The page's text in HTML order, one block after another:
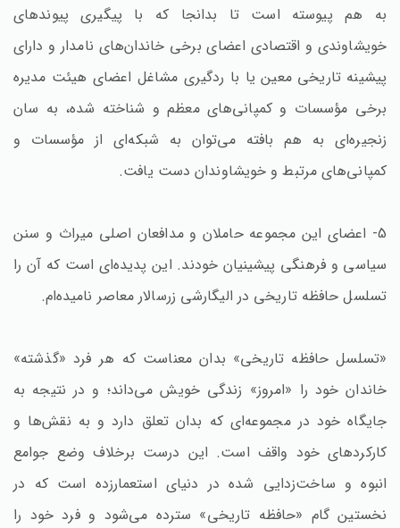
به هم پیوسته است تا بدانجا که با پیگیری پیوندهای
خویشاوندی و اقتصادی اعضای برخی خاندان‌های نامدار و دارای
پیشینه تاریخی معین یا با ردگیری مشاغل اعضای هیئت مدیره
برخی مؤسسات و کمپانی‌های معظم و شناخته شده، به سان
زنجیره‌ای به هم بافته می‌توان به شبکه‌ای از مؤسسات و
کمپانی‌های مرتبط و خویشاوندان دست یافت.
5- اعضای این مجموعه حاملان و مدافعان اصلی میراث و سنن
سیاسی و فرهنگی پیشینیان خودند. این پدیده‌ای است که آن را
تسلسل حافظه تاریخی در الیگارشی زرسالار معاصر نامیده‌ام.
«تسلسل حافظه تاریخی» بدان معناست که هر فرد «گذشته»
خاندان خود را «امروز» زندگی خویش می‌داند؛ و در نتیجه به
جایگاه خود در مجموعه‌ای که بدان تعلق دارد و به نقش‌ها و
کارکردهای خود واقف است. این درست برخلاف وضع جوامع
انبوه و ساخت‌زدایی شده در دنیای استعمارزده است که در
نخستین گام «حافظه تاریخی» سترده می‌شود و فرد خود را